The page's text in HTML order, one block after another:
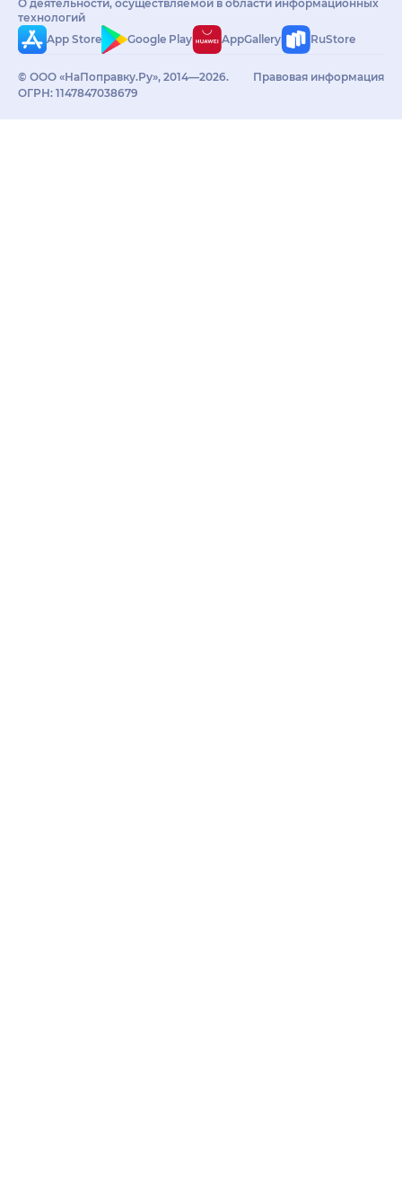
О деятельности, осуществляемой в области информационных
технологий
App Store
Google Play AppGallery RuStore
© ООО «НаПоправку.Ру», 2014—2026.
ОГРН: 1147847038679
Правовая информация